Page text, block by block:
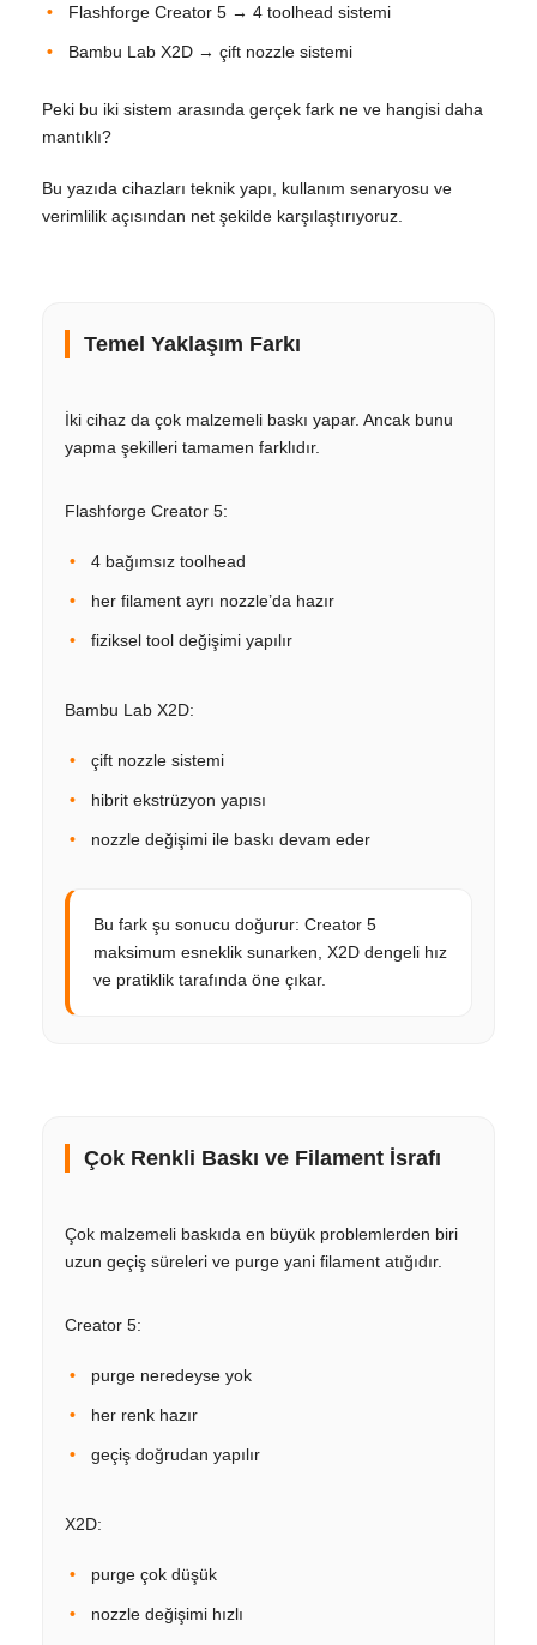
Flashforge Creator 5 → 4 toolhead sistemi
Bambu Lab X2D → çift nozzle sistemi
Peki bu iki sistem arasında gerçek fark ne ve hangisi daha
mantıklı?
Bu yazıda cihazları teknik yapı, kullanım senaryosu ve
verimlilik açısından net şekilde karşılaştırıyoruz.
Temel Yaklaşım Farkı
İki cihaz da çok malzemeli baskı yapar. Ancak bunu
yapma şekilleri tamamen farklıdır.
Flashforge Creator 5:
4 bağımsız toolhead
her filament ayrı nozzle’da hazır
fiziksel tool değişimi yapılır
Bambu Lab X2D:
çift nozzle sistemi
hibrit ekstrüzyon yapısı
nozzle değişimi ile baskı devam eder
Bu fark şu sonucu doğurur: Creator 5
maksimum esneklik sunarken, X2D dengeli hız
ve pratiklik tarafında öne çıkar.
Çok Renkli Baskı ve Filament İsrafı
Çok malzemeli baskıda en büyük problemlerden biri
uzun geçiş süreleri ve purge yani filament atığıdır.
Creator 5:
purge neredeyse yok
her renk hazır
geçiş doğrudan yapılır
X2D:
purge çok düşük
nozzle değişimi hızlı